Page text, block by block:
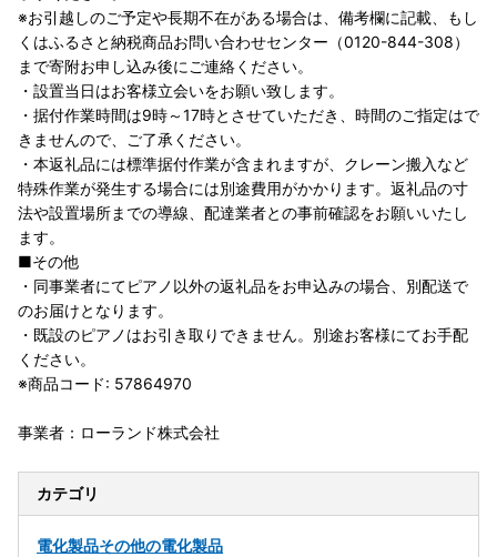
※お引越しのご予定や長期不在がある場合は、備考欄に記載、もし
くはふるさと納税商品お問い合わせセンター（0120-844-308）
まで寄附お申し込み後にご連絡ください。
・設置当日はお客様立会いをお願い致します。
・据付作業時間は9時～17時とさせていただき、時間のご指定はで
きませんので、ご了承ください。
・本返礼品には標準据付作業が含まれますが、クレーン搬入など
特殊作業が発生する場合には別途費用がかかります。返礼品の寸
法や設置場所までの導線、配達業者との事前確認をお願いいたし
ます。
■その他
・同事業者にてピアノ以外の返礼品をお申込みの場合、別配送で
のお届けとなります。
・既設のピアノはお引き取りできません。別途お客様にてお手配
ください。
※商品コード: 57864970
事業者：ローランド株式会社
カテゴリ
電化製品その他の電化製品